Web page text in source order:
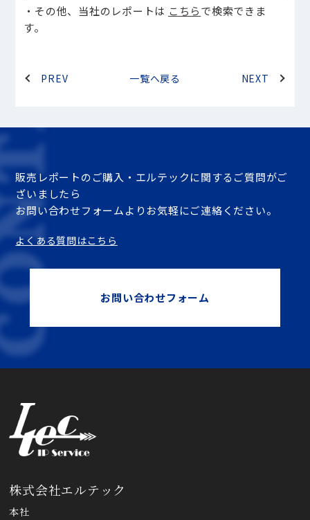
・その他、当社のレポートは こちらで検索できま
す。
PREV 一覧へ戻る NEXT
販売レポートのご購入・エルテックに関するご質問がご
ざいましたら
お問い合わせフォームよりお気軽にご連絡ください。
よくある質問はこちら
お問い合わせフォーム
株式会社エルテック
本社